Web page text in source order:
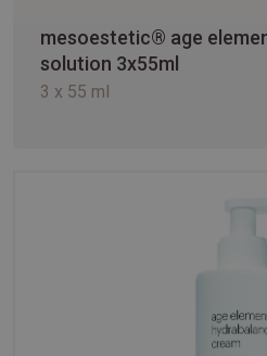
mesoestetic® age
solution 3x55ml
3 x 55 ml